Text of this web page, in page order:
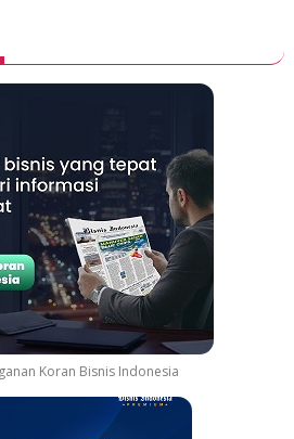
Koran Bisnis Indonesia